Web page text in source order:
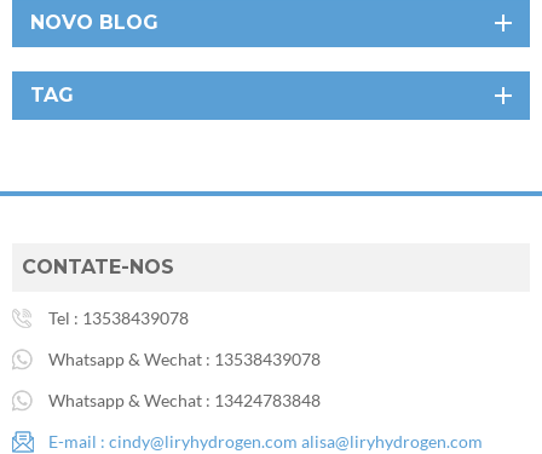
NOVO BLOG
TAG
CONTATE-NOS
Tel : 13538439078
Whatsapp & Wechat : 13538439078
Whatsapp & Wechat : 13424783848
E-mail : cindy@liryhydrogen.com alisa@liryhydrogen.com